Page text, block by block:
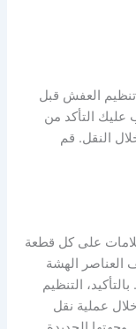
تنظيم العفش قبل
عليك التأكد من
النقل. قم
على كل قطعة
العناصر الهشة
التنظيم
عملية نقل